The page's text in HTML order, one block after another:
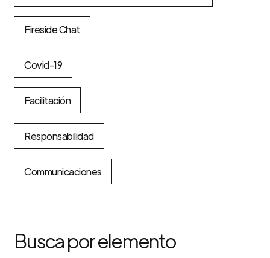
Fireside Chat
Covid-19
Facilitación
Responsabilidad
Communicaciones
Busca por elemento